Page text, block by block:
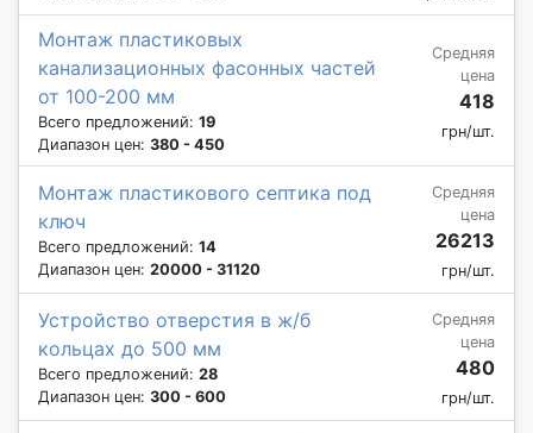
Монтаж пластиковых
канализационных фасонных частей
от 100-200 мм
Всего предложений: 19
Диапазон цен: 380 - 450
Средняя
цена
418
грн/шт.
Монтаж пластикового септика под
ключ
Всего предложений: 14
Диапазон цен: 20000 - 31120
Средняя
цена
26213
грн/шт.
Устройство отверстия в ж/б
кольцах до 500 мм
Всего предложений: 28
Диапазон цен: 300 - 600
Средняя
цена
480
грн/шт.